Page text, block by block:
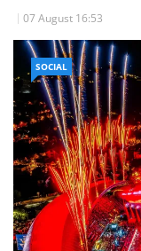
07 August 16:53
SOCIAL